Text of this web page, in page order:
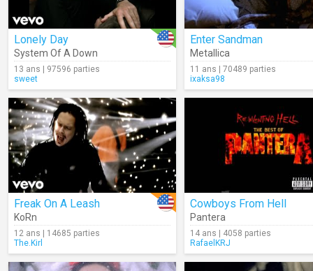
Lonely Day
System Of A Down
13 ans | 97596 parties
sweet
Enter Sandman
Metallica
11 ans | 70489 parties
ixaksa98
Freak On A Leash
KoRn
12 ans | 14685 parties
The.Kirl
Cowboys From Hell
Pantera
14 ans | 4058 parties
RafaelKRJ